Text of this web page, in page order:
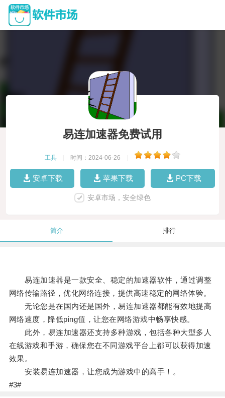
易连加速器免费试用
工具 时间：2024-06-26
安卓下载 苹果下载 PC下载
安卓市场，安全绿色
简介 排行
易连加速器是一款安全、稳定的加速器软件，通过调整
网络传输路径，优化网络连接，提供高速稳定的网络体验。
无论您是在国内还是国外，易连加速器都能有效地提高
网络速度，降低ping值，让您在网络游戏中畅享快感。
此外，易连加速器还支持多种游戏，包括各种大型多人
在线游戏和手游，确保您在不同游戏平台上都可以获得加速
效果。
安装易连加速器，让您成为游戏中的高手！。
#3#